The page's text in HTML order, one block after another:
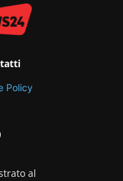
Policy
al